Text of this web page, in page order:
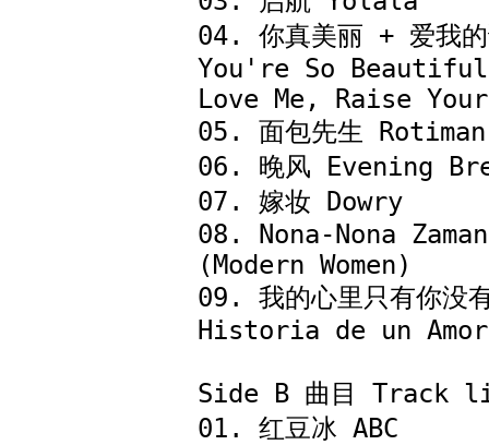
04. 你真美丽 + 爱我的
You're So
Love Me, Raise
05. 面包先生 Rotiman
06. 晚风 Evening
07. 嫁妆 Dowry
08. Nona-Nona
(Modern Women)
09. 我的心里只有你没
Historia de un Amor
Side B 曲目 Track
01. 红豆冰 ABC